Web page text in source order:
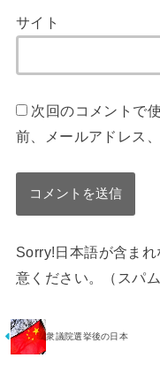
サイト
次回のコメントで
前、メールアドレス
Sorry!日本語が含ま
意ください。（スパム
衆議院選挙後の日本